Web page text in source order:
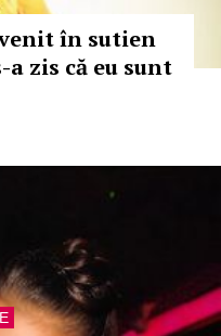
în sutien
zis că eu sunt